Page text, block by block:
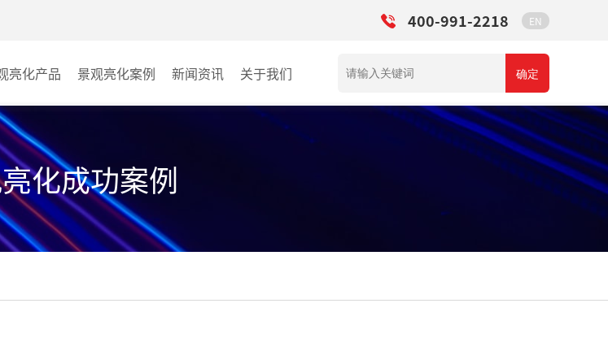
400-991-2218 EN
亮化产品
文旅灯光系统
照明控制系统
投光灯
洗墙灯
景观亮化案例
文旅照明
其它
新闻资讯 关于我们 确定
化成功案例